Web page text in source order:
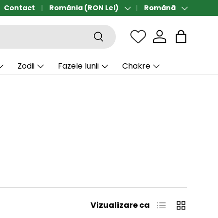
Transport gratuit de la 190 lei
Contact Țară/Regiune
România (RON Lei) LimbăRomână
Căutare Sac
Zodii Fazele lunii Chakre
Vizualizare ca Listă Grilă